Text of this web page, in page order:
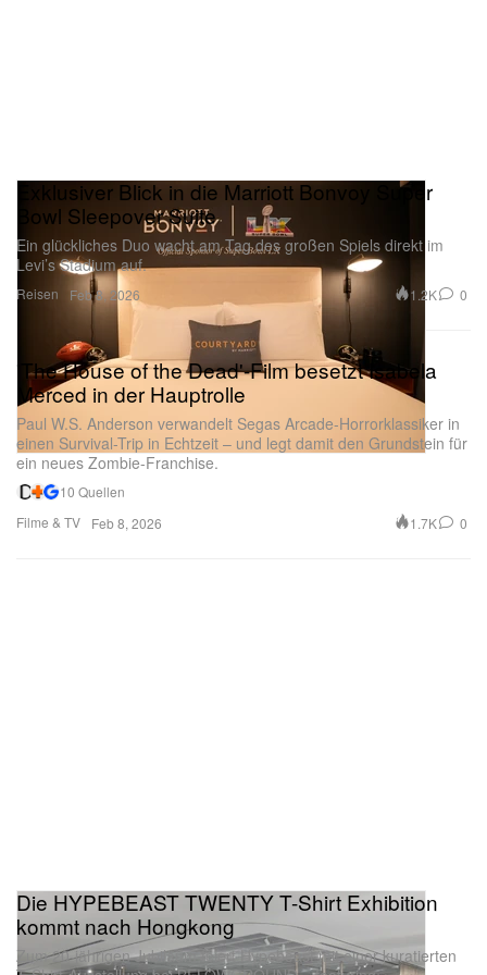
Reisen
Exklusiver Blick in die Marriott Bonvoy Super
Bowl Sleepover Suite
Ein glückliches Duo wacht am Tag des großen Spiels direkt im
Levi’s Stadium auf.
Feb 8, 2026 1.2K 0
Filme & TV
'The House of the Dead'-Film besetzt Isabela
Merced in der Hauptrolle
Paul W.S. Anderson verwandelt Segas Arcade-Horrorklassiker in
einen Survival-Trip in Echtzeit – und legt damit den Grundstein für
ein neues Zombie-Franchise.
10 Quellen
Feb 8, 2026
1.7K 0
Die HYPEBEAST TWENTY T-Shirt Exhibition
kommt nach Hongkong
Zum 20-jährigen Jubiläum feiert Hypebeast mit einer kuratierten